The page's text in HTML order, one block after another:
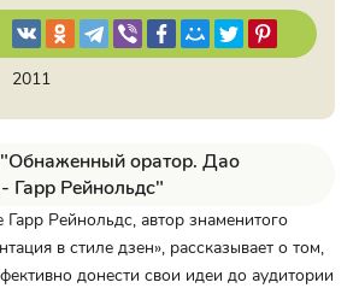
2011
оратор. Дао
Гарр Рейнольдс"
Рейнольдс, автор знаменитого
в стиле дзен», рассказывает о том,
донести свои идеи до аудитории